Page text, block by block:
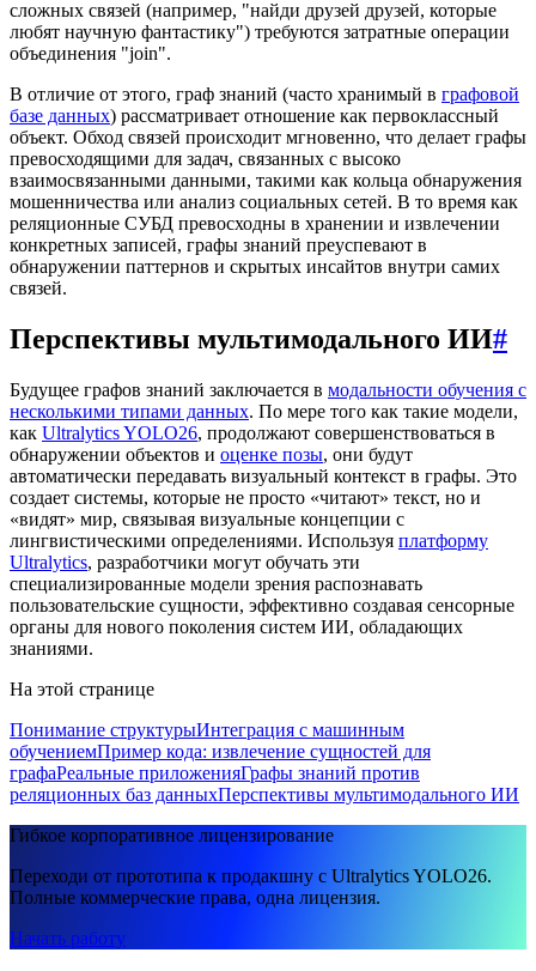
сложных связей (например, "найди друзей друзей, которые
любят научную фантастику") требуются затратные операции
объединения "join".
В отличие от этого, граф знаний (часто хранимый в графовой
базе данных) рассматривает отношение как первоклассный
объект. Обход связей происходит мгновенно, что делает графы
превосходящими для задач, связанных с высоко
взаимосвязанными данными, такими как кольца обнаружения
мошенничества или анализ социальных сетей. В то время как
реляционные СУБД превосходны в хранении и извлечении
конкретных записей, графы знаний преуспевают в
обнаружении паттернов и скрытых инсайтов внутри самих
связей.
Перспективы мультимодального ИИ#
Будущее графов знаний заключается в модальности обучения с
несколькими типами данных. По мере того как такие модели,
как Ultralytics YOLO26, продолжают совершенствоваться в
обнаружении объектов и оценке позы, они будут
автоматически передавать визуальный контекст в графы. Это
создает системы, которые не просто «читают» текст, но и
«видят» мир, связывая визуальные концепции с
лингвистическими определениями. Используя платформу
Ultralytics, разработчики могут обучать эти
специализированные модели зрения распознавать
пользовательские сущности, эффективно создавая сенсорные
органы для нового поколения систем ИИ, обладающих
знаниями.
На этой странице
Понимание структурыИнтеграция с машинным
обучениемПример кода: извлечение сущностей для
графаРеальные приложенияГрафы знаний против
реляционных баз данныхПерспективы мультимодального ИИ
Гибкое корпоративное лицензирование
Переходи от прототипа к продакшну с Ultralytics YOLO26.
Полные коммерческие права, одна лицензия.
Начать работу